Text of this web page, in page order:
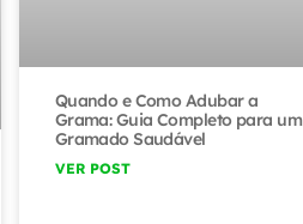
Quando e Como Adubar a
Grama: Guia Completo para um
Gramado Saudável
VER POST